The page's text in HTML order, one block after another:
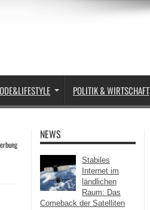
POLITIK & WIRTSCHAFT
NEWS
Stabiles
Internet im
ländlichen
Raum: Das
Comeback der Satelliten